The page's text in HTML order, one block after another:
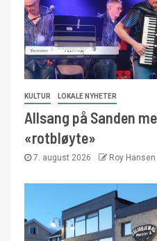
KULTUR LOKALE NYHETER
Allsang på Sanden
«rotbløyte»
7. august 2026 Roy Hansen